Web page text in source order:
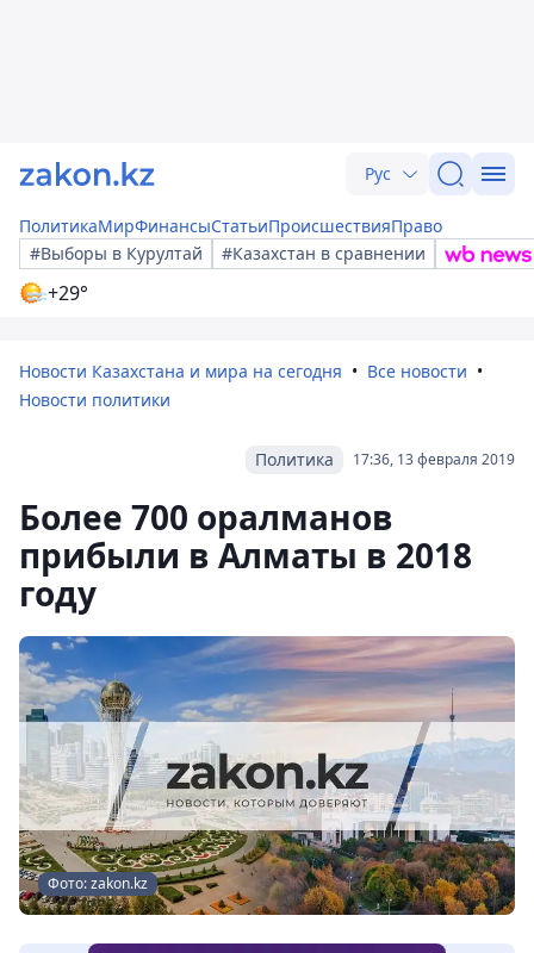
Рус
ПолитикаМирФинансыСтатьиПроисшествияПраво
#Выборы в Курултай
#Казахстан в сравнении
+29°
Новости Казахстана и мира на сегодня
Все новости
Новости политики
17:36, 13 февраля 2019
Политика
Более 700 оралманов
прибыли в Алматы в 2018
году
Фото: zakon.kz